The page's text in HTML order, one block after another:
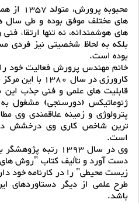
محبوبه
های مختلف موفق بوده و طی سال
های هوشمندانه، نه تنها ارتقاء
بلکه به لحاظ شخصیتی نیز فردی
بوده است.
خانم مهندس پرورش فعالیت خود
کارورزی در سال
قابلیت های علمی و فنی جذب
ژئوماتیکس (دورسنجی) مشغول
پترولوژی و زمینه علاقمندی وی
ترین شاخص کاری وی درخشش
است.
وی در سال 1393
دست آورد و تألیف کتاب "روش های
طرح علمی از دیگر دستاوردهای
باشد.